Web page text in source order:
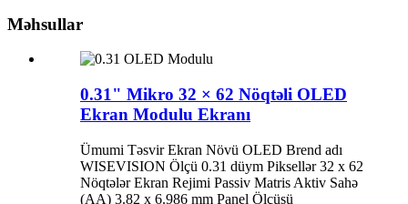
Məhsullar
0.31" Mikro 32 × 62 Nöqtəli OLED
Ekran Modulu Ekranı
Ümumi Təsvir Ekran Növü OLED Brend adı
WISEVISION Ölçü 0.31 düym Piksellər 32 x 62
Nöqtələr Ekran Rejimi Passiv Matris Aktiv Sahə
(AA) 3.82 x 6.986 mm Panel Ölçüsü